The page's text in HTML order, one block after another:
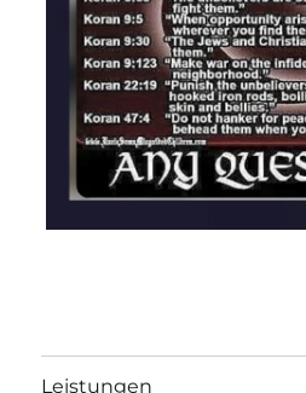
Leistungen